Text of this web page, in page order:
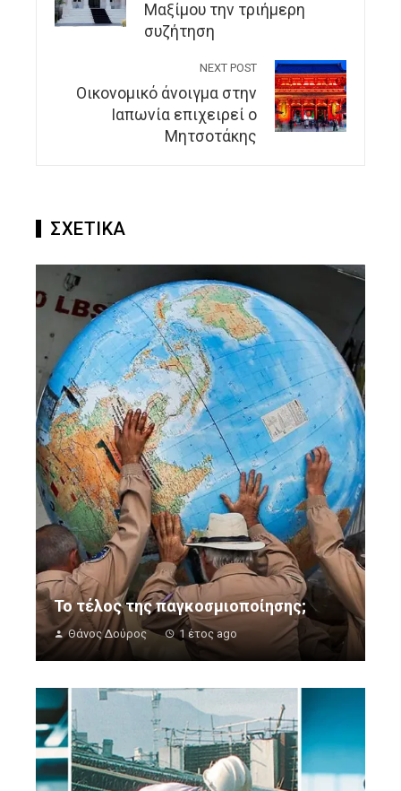
Μαξίμου την τριήμερη
συζήτηση
NEXT POST
Οικονομικό άνοιγμα στην
Ιαπωνία επιχειρεί ο
Μητσοτάκης
ΣΧΕΤΙΚΑ
Το τέλος της παγκοσμιοποίησης;
Θάνος Δούρος 1 έτος ago